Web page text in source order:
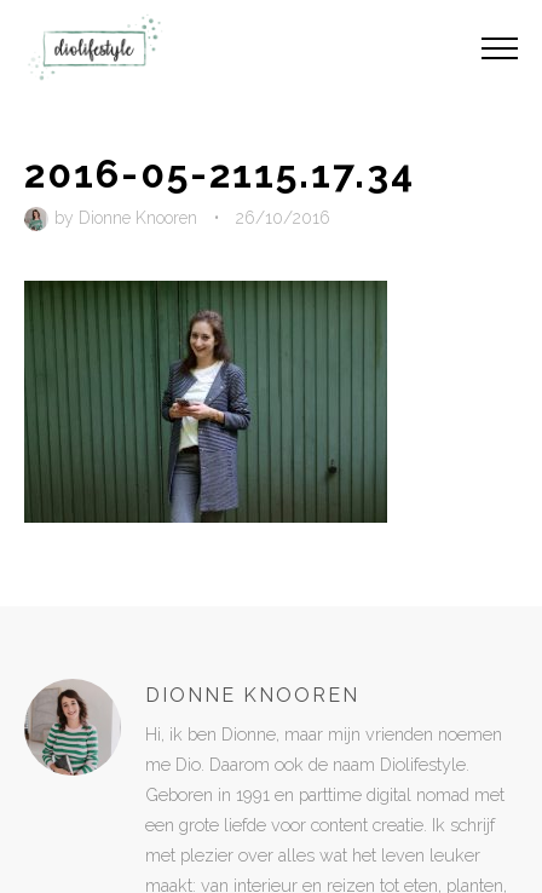
2016-05-2115.17.34
by Dionne Knooren • 26/10/2016
DIONNE KNOOREN
Hi, ik ben Dionne, maar mijn vrienden noemen
me Dio. Daarom ook de naam Diolifestyle.
Geboren in 1991 en parttime digital nomad met
een grote liefde voor content creatie. Ik schrijf
met plezier over alles wat het leven leuker
maakt: van interieur en reizen tot eten, planten,